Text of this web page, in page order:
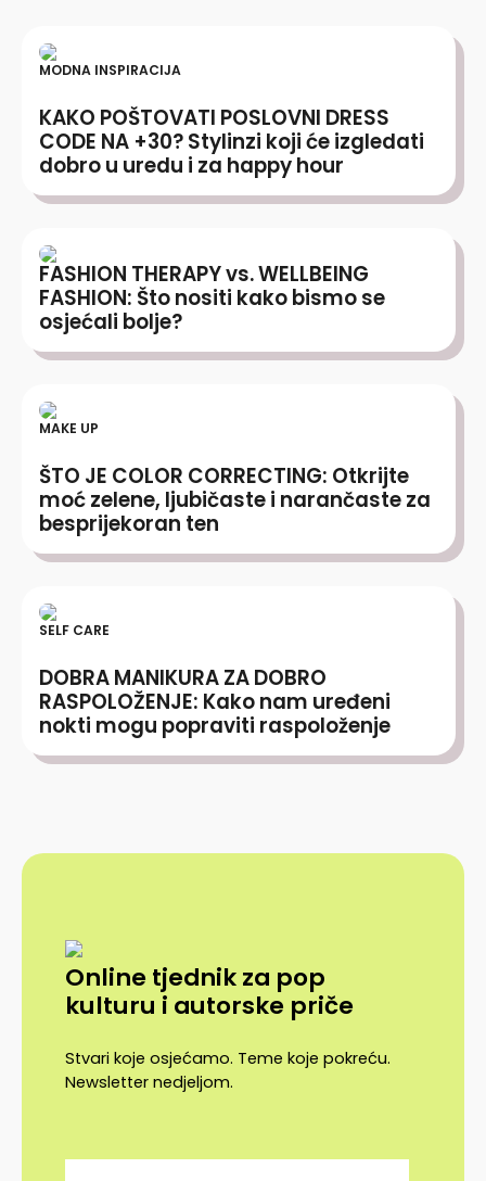
MODNA INSPIRACIJA
KAKO POŠTOVATI POSLOVNI DRESS
CODE NA +30? Stylinzi koji će izgledati
dobro u uredu i za happy hour
FASHION THERAPY vs. WELLBEING
FASHION: Što nositi kako bismo se
osjećali bolje?
MAKE UP
ŠTO JE COLOR CORRECTING: Otkrijte
moć zelene, ljubičaste i narančaste za
besprijekoran ten
SELF CARE
DOBRA MANIKURA ZA DOBRO
RASPOLOŽENJE: Kako nam uređeni
nokti mogu popraviti raspoloženje
Online tjednik za pop
kulturu i autorske priče
Stvari koje osjećamo. Teme koje pokreću.
Newsletter nedjeljom.